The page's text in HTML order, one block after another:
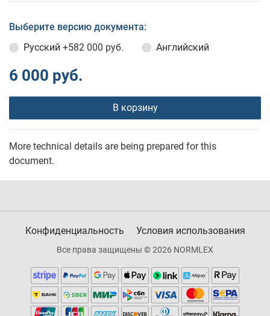
Выберите версию документа:
Русский +582 000 руб. Английский
6 000 руб.
В корзину
More technical details are being prepared for this
document.
Конфиденциальность Условия использования
Все права защищены © 2026 NORMLEX